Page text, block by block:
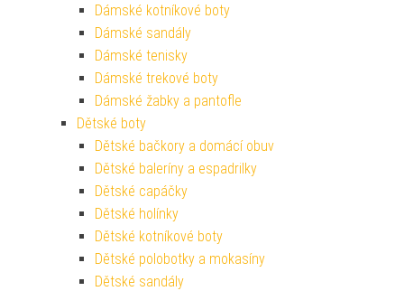
Dámské kotníkové boty
Dámské sandály
Dámské tenisky
Dámské trekové boty
Dámské žabky a pantofle
Dětské boty
Dětské bačkory a domácí obuv
Dětské baleríny a espadrilky
Dětské capáčky
Dětské holínky
Dětské kotníkové boty
Dětské polobotky a mokasíny
Dětské sandály